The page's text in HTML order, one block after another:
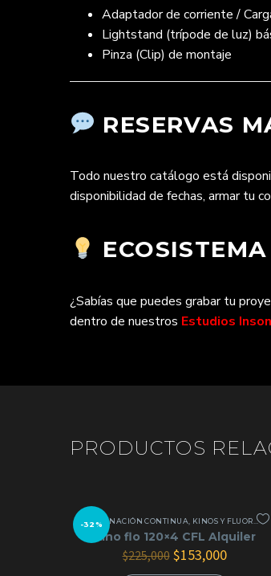
Adaptador de corriente /
Lightstand (trípode de luz)
Pinza (Clip) de montaje
RESERVAS
Todo nuestro catálogo está
disponibilidad de fechas, armar tu
¿Sabías que puedes grabar tu
dentro de nuestros Estudios
PRODUCTOS
-32%
ILUMINACIÓN CONTINUA KINOS Y FLUORESCENTES
Kino flo 120×4 CFL Alquiler
$225,000 El
precio
$153,000El